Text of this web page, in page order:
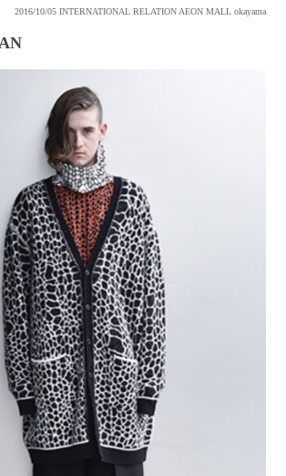
2016/10/05 INTERNATIONAL RELATION AEON MALL okayama